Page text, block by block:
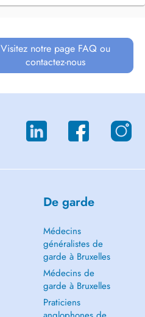
Visitez notre page FAQ ou
contactez-nous
De garde
Médecins
généralistes de
garde à Bruxelles
Médecins de
garde à Bruxelles
Praticiens